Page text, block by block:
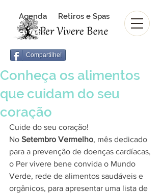
Agenda
Revista
Retiros e Spas
Revista Per Vivere Bene
Compartilhe!
Conheça os alimentos
que cuidam do seu
coração
Cuide do seu coração!
No Setembro Vermelho, mês dedicado
para a prevenção de doenças cardíacas,
o Per vivere bene convida o Mundo
Verde, rede de alimentos saudáveis e
orgânicos, para apresentar uma lista de